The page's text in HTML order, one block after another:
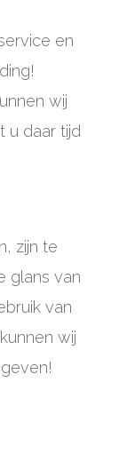
en
wij
u daar tijd
zijn te
glans van
van
wij